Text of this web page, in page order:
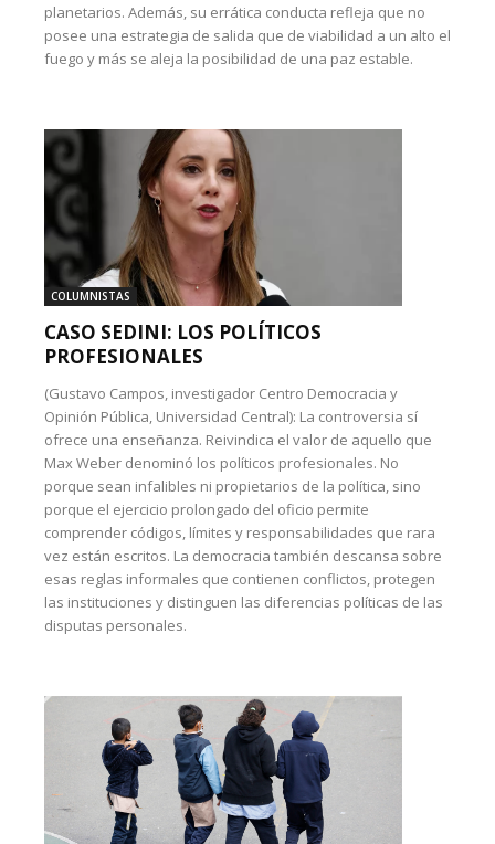
planetarios. Además, su errática conducta refleja que no
posee una estrategia de salida que de viabilidad a un alto el
fuego y más se aleja la posibilidad de una paz estable.
COLUMNISTAS
CASO SEDINI: LOS POLÍTICOS
PROFESIONALES
(Gustavo Campos, investigador Centro Democracia y
Opinión Pública, Universidad Central): La controversia sí
ofrece una enseñanza. Reivindica el valor de aquello que
Max Weber denominó los políticos profesionales. No
porque sean infalibles ni propietarios de la política, sino
porque el ejercicio prolongado del oficio permite
comprender códigos, límites y responsabilidades que rara
vez están escritos. La democracia también descansa sobre
esas reglas informales que contienen conflictos, protegen
las instituciones y distinguen las diferencias políticas de las
disputas personales.